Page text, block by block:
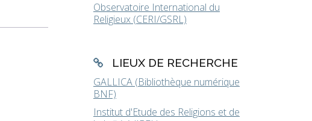
Observatoire International du
Religieux (CERI/GSRL)
LIEUX DE RECHERCHE
GALLICA (Bibliothèque numérique
BNF)
Institut d'Etude des Religions et de